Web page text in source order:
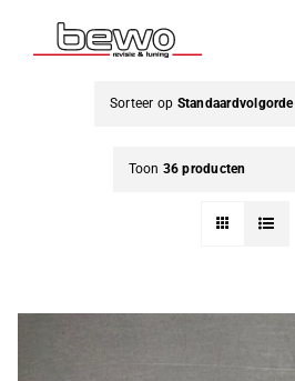
naar
Sorteer op Standaardvolgorde
Toon 36 producten